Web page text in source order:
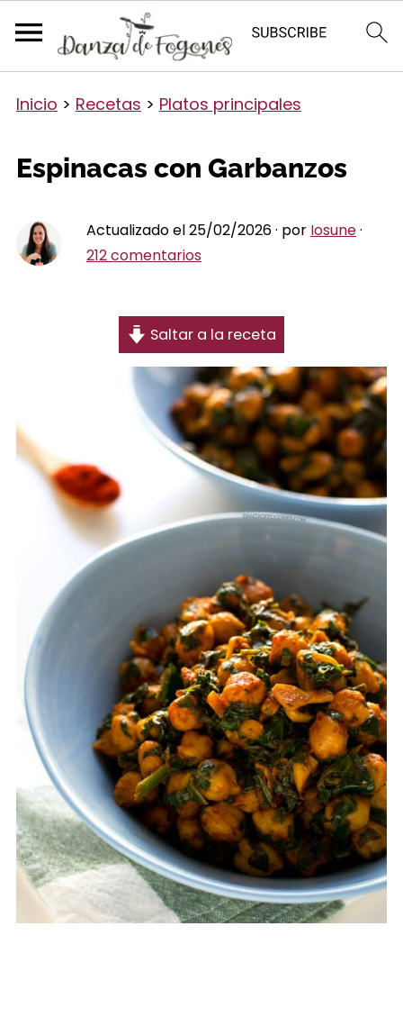
Inicio > Recetas > Platos principales
Espinacas con Garbanzos
Actualizado el 25/02/2026 · por Iosune·
212 comentarios
Saltar a la receta